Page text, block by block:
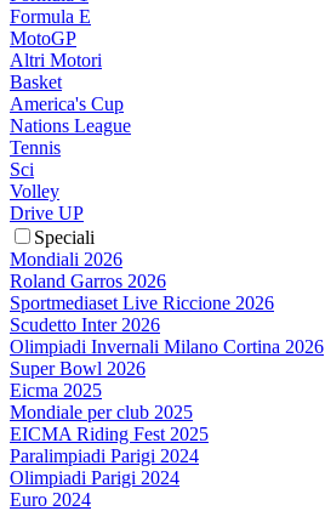
Formula E
MotoGP
Altri Motori
Basket
America's Cup
Nations League
Tennis
Sci
Volley
Drive UP
Speciali
Mondiali 2026
Roland Garros 2026
Sportmediaset Live Riccione 2026
Scudetto Inter 2026
Olimpiadi Invernali Milano Cortina 2026
Super Bowl 2026
Eicma 2025
Mondiale per club 2025
EICMA Riding Fest 2025
Paralimpiadi Parigi 2024
Olimpiadi Parigi 2024
Euro 2024